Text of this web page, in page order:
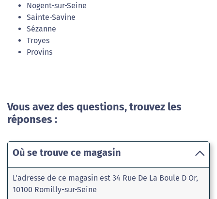
Nogent-sur-Seine
Sainte-Savine
Sézanne
Troyes
Provins
Vous avez des questions, trouvez les
réponses :
Où se trouve ce magasin
L'adresse de ce magasin est 34 Rue De La Boule D Or,
10100 Romilly-sur-Seine